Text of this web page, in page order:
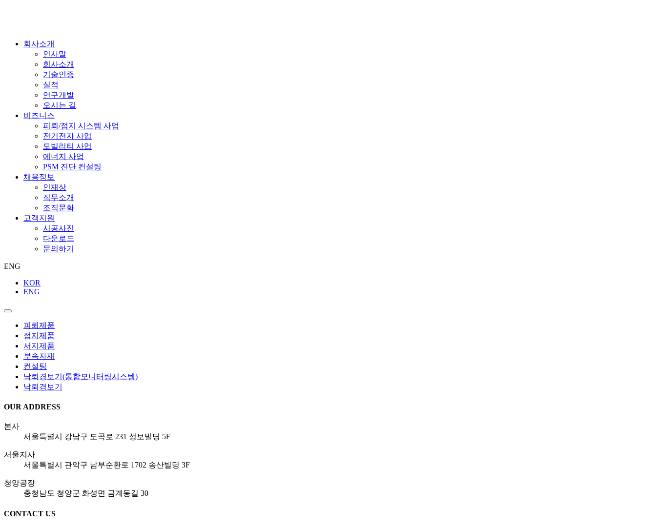
회사소개
인사말
회사소개
기술인증
실적
연구개발
오시는 길
비즈니스
피뢰/접지 시스템 사업
전기전자 사업
모빌리티 사업
에너지 사업
PSM 진단 컨설팅
채용정보
인재상
직무소개
조직문화
고객지원
시공사진
다운로드
문의하기
ENG
KOR
ENG
피뢰제품
접지제품
서지제품
부속자재
컨설팅
낙뢰경보기(통합모니터링시스템)
낙뢰경보기
OUR ADDRESS
본사
서울특별시 강남구 도곡로 231 성보빌딩 5F
서울지사
서울특별시 관악구 남부순환로 1702 송산빌딩 3F
청양공장
충청남도 청양군 화성면 금계동길 30
CONTACT US